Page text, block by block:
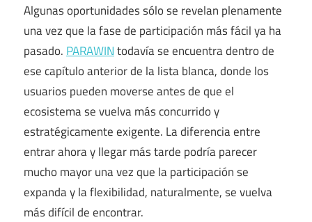
Algunas oportunidades sólo se revelan plenamente
una vez que la fase de participación más fácil ya ha
pasado. PARAWINtodavía se encuentra dentro de
ese capítulo anterior de la lista blanca, donde los
usuarios pueden moverse antes de que el
ecosistema se vuelva más concurrido y
estratégicamente exigente. La diferencia entre
entrar ahora y llegar más tarde podría parecer
mucho mayor una vez que la participación se
expanda y la flexibilidad, naturalmente, se vuelva
más difícil de encontrar.